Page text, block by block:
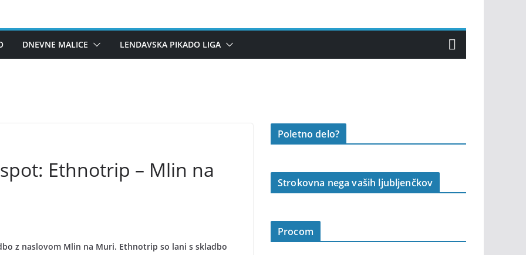
DNEVNE MALICE LENDAVSKA PIKADO LIGA
Ethnotrip – Mlin na
z naslovom Mlin na Muri. Ethnotrip so lani s skladbo
Poletno delo?
Strokovna nega vaših ljubljenčkov
Procom